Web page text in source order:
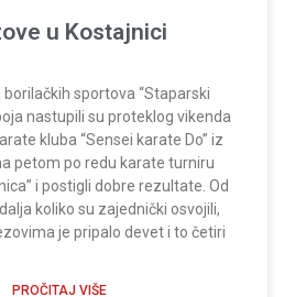
u Kostajnici
borilačkih sportova “Staparski
nastupili su proteklog vikenda
kluba “Sensei karate Do” iz
petom po redu karate turniru
i postigli dobre rezultate. Od
koliko su zajednički osvojili,
je pripalo devet i to četiri
PROČITAJ VIŠE